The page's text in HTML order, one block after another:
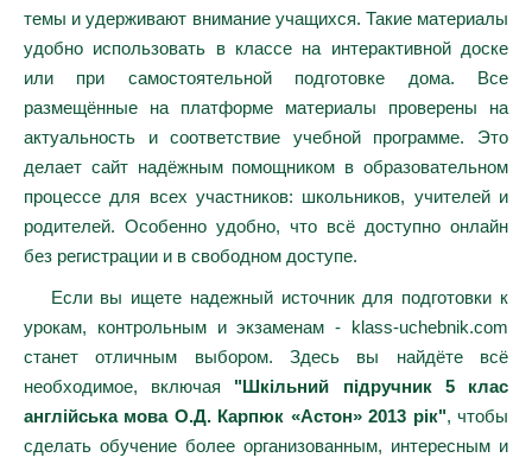
темы и удерживают внимание учащихся. Такие материалы
удобно использовать в классе на интерактивной доске
или при самостоятельной подготовке дома. Все
размещённые на платформе материалы проверены на
актуальность и соответствие учебной программе. Это
делает сайт надёжным помощником в образовательном
процессе для всех участников: школьников, учителей и
родителей. Особенно удобно, что всё доступно онлайн
без регистрации и в свободном доступе.
Если вы ищете надежный источник для подготовки к
урокам, контрольным и экзаменам - klass-uchebnik.com
станет отличным выбором. Здесь вы найдёте всё
необходимое, включая "Шкільний підручник 5 клас
англійська мова О.Д. Карпюк «Астон» 2013 рік", чтобы
сделать обучение более организованным, интересным и